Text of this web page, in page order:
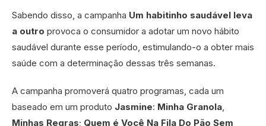
Sabendo disso, a campanha Um habitinho saudável leva
a outro provoca o consumidor a adotar um novo hábito
saudável durante esse período, estimulando-o a obter mais
saúde com a determinação dessas três semanas.
A campanha promoverá quatro programas, cada um
baseado em um produto Jasmine: Minha Granola
Minhas Regras; Quem é Você Na Fila Do Pão Sem